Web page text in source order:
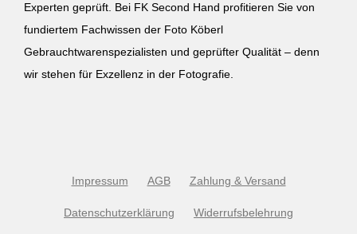
Experten geprüft. Bei FK Second Hand profitieren Sie von
fundiertem Fachwissen der Foto Köberl
Gebrauchtwarenspezialisten und geprüfter Qualität – denn
wir stehen für Exzellenz in der Fotografie.
Impressum AGB Zahlung & Versand
Datenschutzerklärung Widerrufsbelehrung